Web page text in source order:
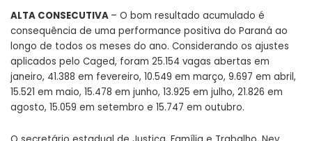
ALTA CONSECUTIVA – O bom resultado acumulado é
consequência de uma performance positiva do Paraná ao
longo de todos os meses do ano. Considerando os ajustes
aplicados pelo Caged, foram 25.154 vagas abertas em
janeiro, 41.388 em fevereiro, 10.549 em março, 9.697 em abril,
15.521 em maio, 15.478 em junho, 13.925 em julho, 21.826 em
agosto, 15.059 em setembro e 15.747 em outubro.